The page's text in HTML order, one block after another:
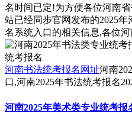
名时间已定!为方便各位河南
站已经同步官网发布的2025
名系统入口的相关信息,各位
河南书法统考报名网址河南
口,河南2025年书法统考报名
河南2025年美术类专业统考报